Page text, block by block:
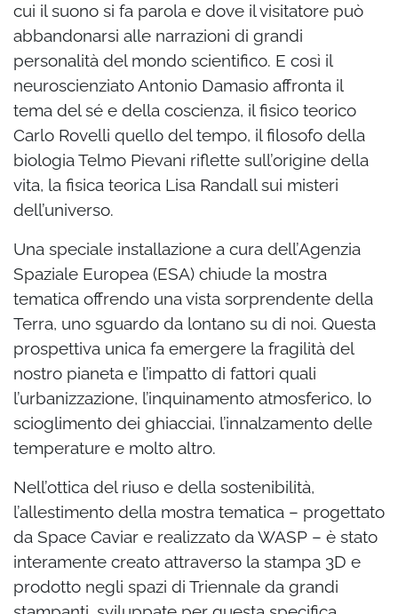
cui il suono si fa parola e dove il visitatore può
abbandonarsi alle narrazioni di grandi
personalità del mondo scientifico. E così il
neuroscienziato Antonio Damasio affronta il
tema del sé e della coscienza, il fisico teorico
Carlo Rovelli quello del tempo, il filosofo della
biologia Telmo Pievani riflette sull’origine della
vita, la fisica teorica Lisa Randall sui misteri
dell’universo.
Una speciale installazione a cura dell’Agenzia
Spaziale Europea (ESA) chiude la mostra
tematica offrendo una vista sorprendente della
Terra, uno sguardo da lontano su di noi. Questa
prospettiva unica fa emergere la fragilità del
nostro pianeta e l’impatto di fattori quali
l’urbanizzazione, l’inquinamento atmosferico, lo
scioglimento dei ghiacciai, l’innalzamento delle
temperature e molto altro.
Nell’ottica del riuso e della sostenibilità,
l’allestimento della mostra tematica – progettato
da Space Caviar e realizzato da WASP – è stato
interamente creato attraverso la stampa 3D e
prodotto negli spazi di Triennale da grandi